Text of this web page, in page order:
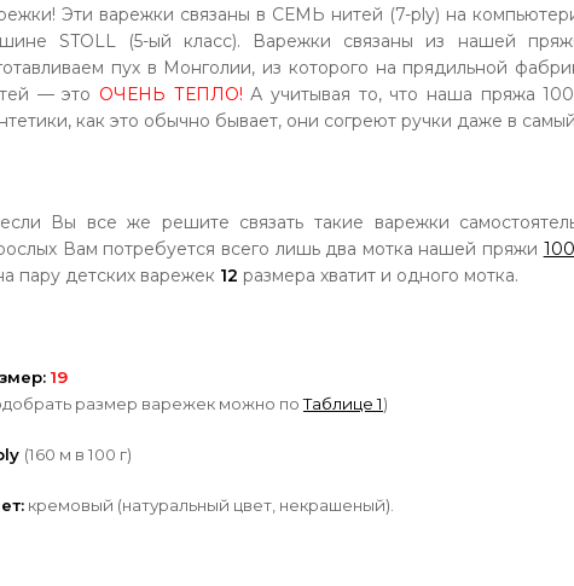
Эти варежки связаны в СЕМЬ нитей (7-ply) на
STOLL (5-ый класс). Варежки связаны из нашей
пух в Монголии, из которого на прядильной
— это ОЧЕНЬ ТЕПЛО! А учитывая то, что наша пряжа
как это обычно бывает, они согреют ручки даже в
Вы все же решите связать такие варежки
Вам потребуется всего лишь два мотка нашей пряжи
пару детских варежек 12 размера хватит и одного мотка.
19
размер варежек можно поТаблице 1)
(160 м в 100 г)
кремовый (натуральный цвет, некрашеный).